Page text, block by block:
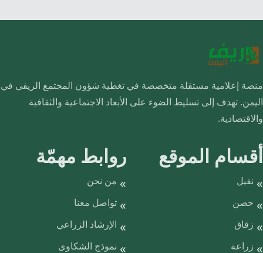
منصة إعلامية مستقلة متخصصة في تغطية شؤون المجتمع الريفي في
اليمن. تهدف إلى تسليط الضوء على الأبعاد الاجتماعية والثقافية
والاقتصادية.
أقسام الموقع
نقيل
حصن
زقاق
زراعة
روابط مهمّة
من نحن
تواصل معنا
الإرشاد الزراعي
نموذج الشكاوى